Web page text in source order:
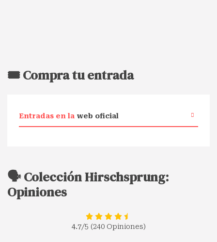
🎟️ Compra tu entrada
Entradas en la web oficial
🗣️ Colección Hirschsprung:
Opiniones
4.7/5 (240 Opiniones)